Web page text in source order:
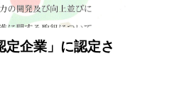
企業」に認定さ